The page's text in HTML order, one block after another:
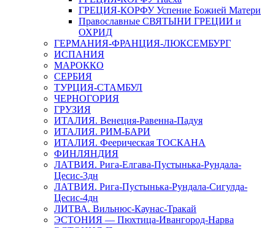
ГРЕЦИЯ-КОРФУ Успение Божией Матери
Православные СВЯТЫНИ ГРЕЦИИ и
ОХРИД
ГЕРМАНИЯ-ФРАНЦИЯ-ЛЮКСЕМБУРГ
ИСПАНИЯ
МАРОККО
СЕРБИЯ
ТУРЦИЯ-СТАМБУЛ
ЧЕРНОГОРИЯ
ГРУЗИЯ
ИТАЛИЯ. Венеция-Равенна-Падуя
ИТАЛИЯ. РИМ-БАРИ
ИТАЛИЯ. Феерическая ТОСКАНА
ФИНЛЯНДИЯ
ЛАТВИЯ. Рига-Елгава-Пустынька-Рундала-
Цесис-3дн
ЛАТВИЯ. Рига-Пустынька-Рундала-Сигулда-
Цесис-4дн
ЛИТВА. Вильнюс-Каунас-Тракай
ЭСТОНИЯ — Пюхтица-Ивангород-Нарва